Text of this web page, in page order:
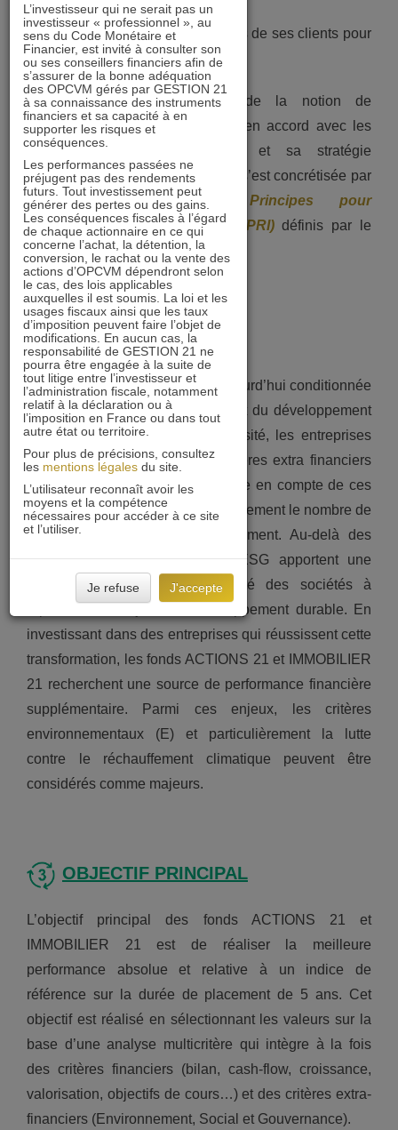
performance,
✓ de répondre aux préoccupations de ses clients pour
une finance durable.
Cette démarche d’intégration de la notion de
« durable » dans la gestion est en accord avec les
convictions de GESTION 21 et sa stratégie
d’investissement long terme. Elle s’est concrétisée par
lasignature des six Principes pour
l’Investissement Responsable (PRI)définis par le
programme des Nations Unies.
PRINCIPES
La pérennité des sociétés est aujourd’hui conditionnée
par la prise en compte des enjeux du développement
durable. Par choix ou par nécessité, les entreprises
intègrent de plus en plus les critères extra financiers
(ESG) dans leur stratégie. La prise en compte de ces
critères ESG élargit très significativement le nombre de
critères d’analyse et d’investissement. Au-delà des
critères financiers, les critères ESG apportent une
analyse détaillée de la capacité des sociétés à
répondre aux enjeux du développement durable. En
investissant dans des entreprises qui réussissent cette
transformation, les fonds ACTIONS 21 et IMMOBILIER
21 recherchent une source de performance financière
supplémentaire. Parmi ces enjeux, les critères
environnementaux (E) et particulièrement la lutte
contre le réchauffement climatique peuvent être
considérés comme majeurs.
OBJECTIF PRINCIPAL
L’objectif principal des fonds ACTIONS 21 et
IMMOBILIER 21 est de réaliser la meilleure
performance absolue et relative à un indice de
référence sur la durée de placement de 5 ans. Cet
objectif est réalisé en sélectionnant les valeurs sur la
base d’une analyse multicritère qui intègre à la fois
des critères financiers (bilan, cash-flow, croissance,
valorisation, objectifs de cours…) et des critères extra-
financiers (Environnement, Social et Gouvernance).
L’investisseur qui ne serait pas un
investisseur « professionnel », au
sens du Code Monétaire et
Financier, est invité à consulter son
ou ses conseillers financiers afin de
s’assurer de la bonne adéquation
des OPCVM gérés par GESTION 21
à sa connaissance des instruments
financiers et sa capacité à en
supporter les risques et
conséquences.
Les performances passées ne
préjugent pas des rendements
futurs. Tout investissement peut
générer des pertes ou des gains.
Les conséquences fiscales à l’égard
de chaque actionnaire en ce qui
concerne l’achat, la détention, la
conversion, le rachat ou la vente des
actions d’OPCVM dépendront selon
le cas, des lois applicables
auxquelles il est soumis. La loi et les
usages fiscaux ainsi que les taux
d’imposition peuvent faire l’objet de
modifications. En aucun cas, la
responsabilité de GESTION 21 ne
pourra être engagée à la suite de
tout litige entre l’investisseur et
l’administration fiscale, notamment
relatif à la déclaration ou à
l’imposition en France ou dans tout
autre état ou territoire.
Pour plus de précisions, consultez
les mentions légales du site.
L’utilisateur reconnaît avoir les
moyens et la compétence
nécessaires pour accéder à ce site
et l’utiliser.
Je refuse J'accepte